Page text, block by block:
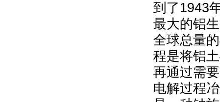
到了1943
最大的铝
全球总量
程是将铝
再通过需
电解过程